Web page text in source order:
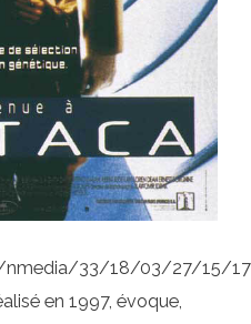
nmedia/33/18/03/27/15/
en 1997, évoque,